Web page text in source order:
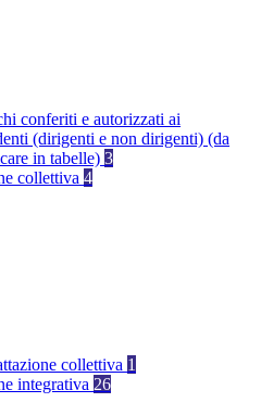
conferiti e autorizzati ai
(dirigenti e non dirigenti) (da
in tabelle) 3
collettiva 4
collettiva 1
integrativa 26